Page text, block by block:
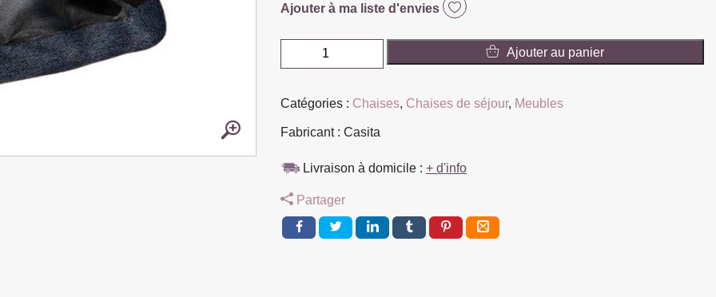
Ajouter à ma liste d'envies
quantité
de
NIKO
PIED
NOIR
BLEU
66
X
Ajouter au panier
Catégories : Chaises, Chaises de séjour, Meubles
Fabricant : Casita
Livraison à domicile : + d'info
Partager